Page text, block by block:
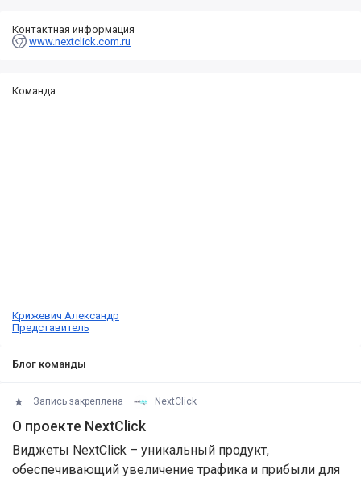
Контактная информация
www.nextclick.com.ru
Команда
Крижевич Александр
Представитель
Блог команды
Запись закреплена NextClick
О проекте NextClick
Виджеты NextClick – уникальный продукт,
обеспечивающий увеличение трафика и прибыли для